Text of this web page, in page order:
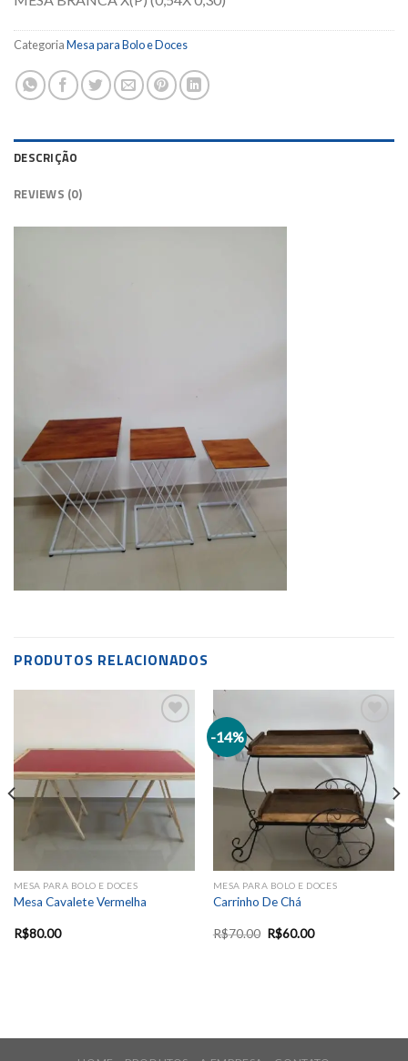
CategoriaMesa para Bolo e Doces
DESCRIÇÃO
REVIEWS (0)
PRODUTOS RELACIONADOS
wishlist
MESA PARA BOLO E DOCES
Mesa Cavalete Vermelha
R$80.00
-14%
Add to
wishlist
MESA PARA BOLO E DOCES
Carrinho De Chá
R$70.00 R$60.00